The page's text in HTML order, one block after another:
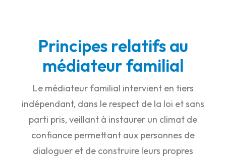
Principes relatifs au
médiateur familial
Le médiateur familial intervient en tiers
indépendant, dans le respect de la loi et sans
parti pris, veillant à instaurer un climat de
confiance permettant aux personnes de
dialoguer et de construire leurs propres